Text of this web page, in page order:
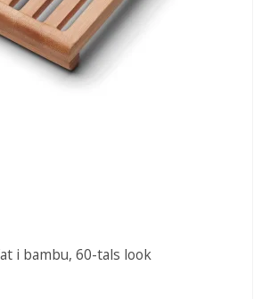
i bambu, 60-tals look